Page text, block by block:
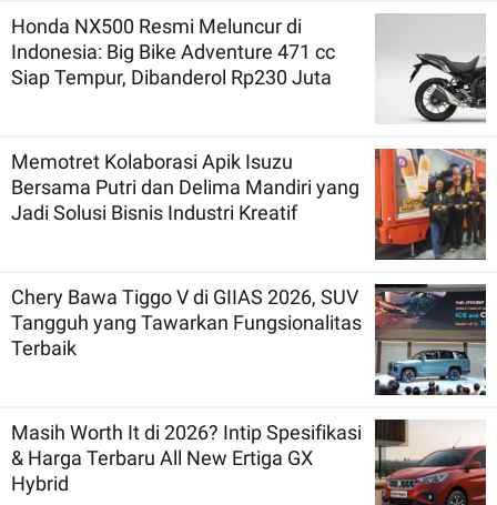
Honda NX500 Resmi Meluncur di
Indonesia: Big Bike Adventure 471 cc
Siap Tempur, Dibanderol Rp230 Juta
Memotret Kolaborasi Apik Isuzu
Bersama Putri dan Delima Mandiri yang
Jadi Solusi Bisnis Industri Kreatif
Chery Bawa Tiggo V di GIIAS 2026, SUV
Tangguh yang Tawarkan Fungsionalitas
Terbaik
Masih Worth It di 2026? Intip Spesifikasi
& Harga Terbaru All New Ertiga GX
Hybrid